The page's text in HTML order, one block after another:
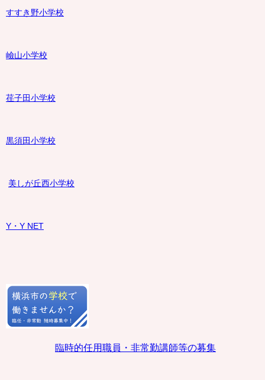
すすき野小学校
嶮山小学校
荏子田小学校
黒須田小学校
美しが丘西小学校
Y・Y NET
臨時的任用職員・非常勤講師等の募集